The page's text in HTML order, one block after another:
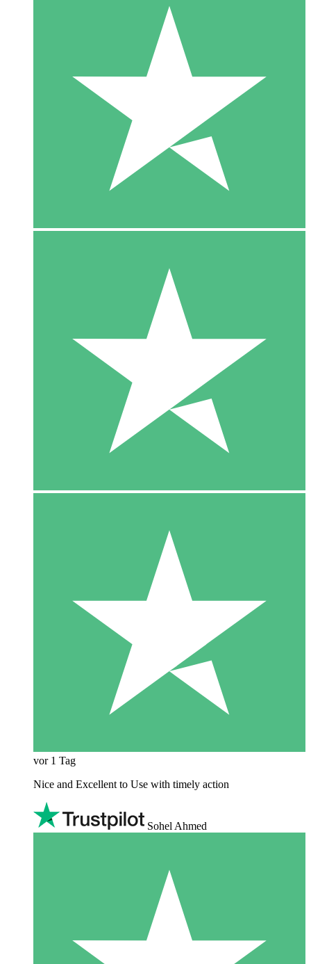
vor 1 Tag
Nice and Excellent to Use with timely action
Sohel Ahmed